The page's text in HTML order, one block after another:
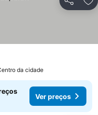
Partilhar
da cidade
Ver preços